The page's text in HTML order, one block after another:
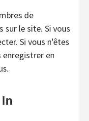
de
le site. Si vous
Si vous n'êtes
enregistrer en